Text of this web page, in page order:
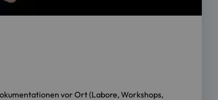
vor Ort (Labore, Workshops,